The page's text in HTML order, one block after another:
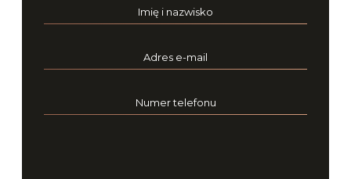
Imię i nazwisko
Adres e-mail
Numer telefonu